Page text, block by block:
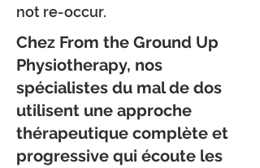
not re-occur.
Chez From the Ground Up
Physiotherapy, nos
spécialistes du mal de dos
utilisent une approche
thérapeutique complète et
progressive qui écoute les